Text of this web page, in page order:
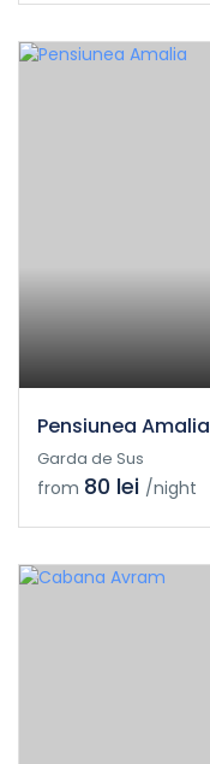
Pensiunea Amalia
Garda de Sus
from 80 lei /night